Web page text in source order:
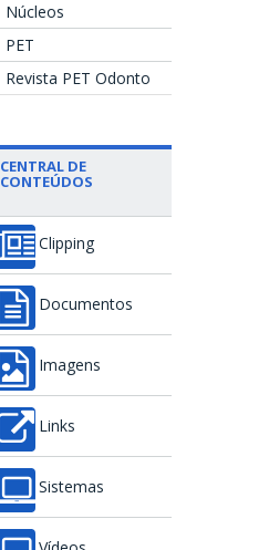
Núcleos
PET
Revista PET Odonto
CENTRAL DE
CONTEÚDOS
Clipping
Documentos
Imagens
Links
Sistemas